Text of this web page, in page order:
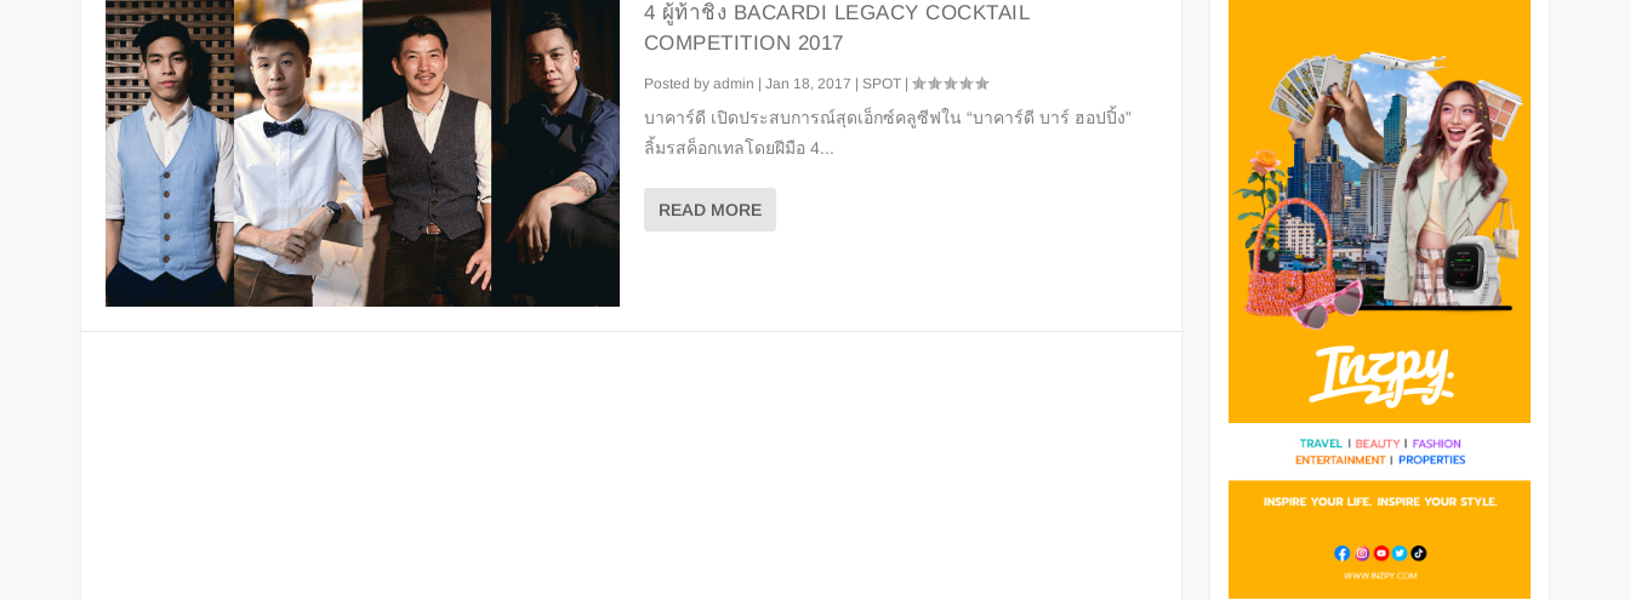
4 ผู้ท้าชิง BACARDI LEGACY COCKTAIL
COMPETITION 2017
Posted by admin | Jan 18, 2017 | SPOT|
บาคาร์ดี เปิดประสบการณ์สุดเอ็กซ์คลูซีฟใน “บาคาร์ดี บาร์ ฮอปปิ้ง”
ลิ้มรสค็อกเทลโดยฝีมือ 4...
READ MORE